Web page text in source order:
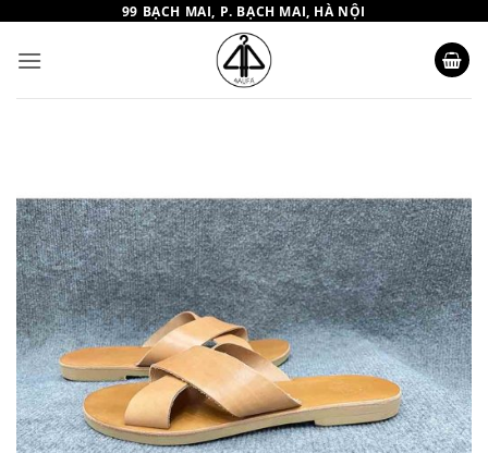
nội
dung
99 BẠCH MAI, P. BẠCH MAI, HÀ NỘI